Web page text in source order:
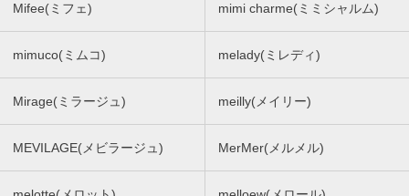
Mifee(ミフェ) mimi charme(ミミシャルム)
mimuco(ミムコ) melady(ミレディ)
Mirage(ミラージュ) meilly(メイリー)
MEVILAGE(メビラージュ) MerMer(メルメル)